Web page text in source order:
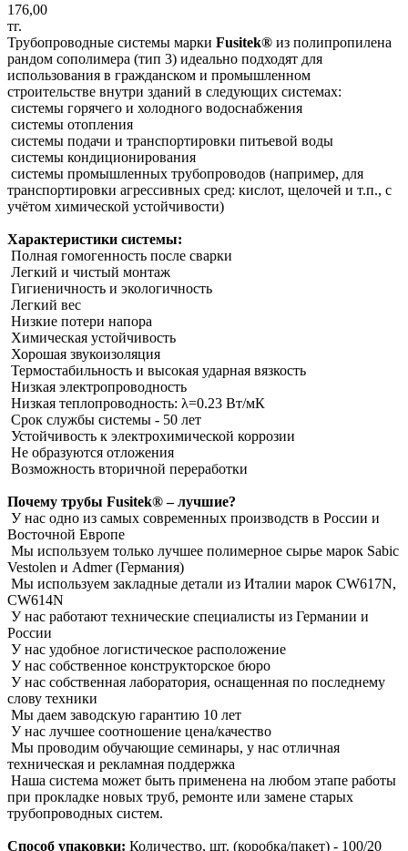
176,00
тг.
Трубопроводные системы марки Fusitek® из полипропилена
рандом сополимера (тип 3) идеально подходят для
использования в гражданском и промышленном
строительстве внутри зданий в следующих системах:
системы горячего и холодного водоснабжения
системы отопления
системы подачи и транспортировки питьевой воды
системы кондиционирования
системы промышленных трубопроводов (например, для
транспортировки агрессивных сред: кислот, щелочей и т.п., с
учётом химической устойчивости)
Характеристики системы:
Полная гомогенность после сварки
Легкий и чистый монтаж
Гигиеничность и экологичность
Легкий вес
Низкие потери напора
Химическая устойчивость
Хорошая звукоизоляция
Термостабильность и высокая ударная вязкость
Низкая электропроводность
Низкая теплопроводность: λ=0.23 Вт/мК
Срок службы системы - 50 лет
Устойчивость к электрохимической коррозии
Не образуются отложения
Возможность вторичной переработки
Почему трубы Fusitek® – лучшие?
У нас одно из самых современных производств в России и
Восточной Европе
Мы используем только лучшее полимерное сырье марок Sabic
Vestolen и Admer (Германия)
Мы используем закладные детали из Италии марок CW617N,
CW614N
У нас работают технические специалисты из Германии и
России
У нас удобное логистическое расположение
У нас собственное конструкторское бюро
У нас собственная лаборатория, оснащенная по последнему
слову техники
Мы даем заводскую гарантию 10 лет
У нас лучшее соотношение цена/качество
Мы проводим обучающие семинары, у нас отличная
техническая и рекламная поддержка
Наша система может быть применена на любом этапе работы
при прокладке новых труб, ремонте или замене старых
трубопроводных систем.
Способ упаковки: Количество, шт. (коробка/пакет) - 100/20